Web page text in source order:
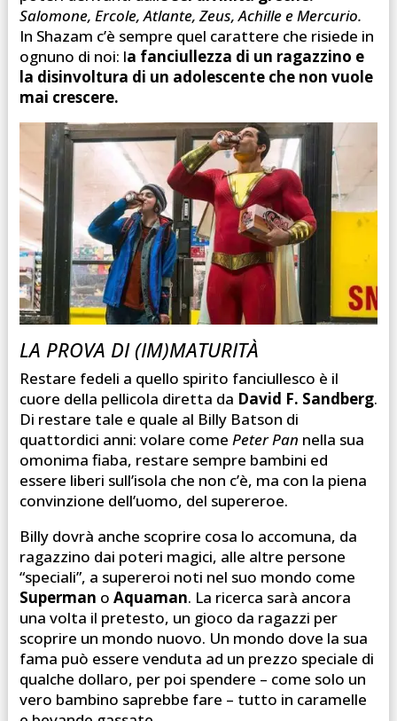
Salomone, Ercole, Atlante, Zeus, Achille e Mercurio.
In Shazam c’è sempre quel carattere che risiede in
ognuno di noi: la fanciullezza di un ragazzino e
la disinvoltura di un adolescente che non vuole
mai crescere.
LA PROVA DI (IM)MATURITÀ
Restare fedeli a quello spirito fanciullesco è il
cuore della pellicola diretta da David F. Sandberg.
Di restare tale e quale al Billy Batson di
quattordici anni: volare come Peter Pan nella sua
omonima fiaba, restare sempre bambini ed
essere liberi sull’isola che non c’è, ma con la piena
convinzione dell’uomo, del supereroe.
Billy dovrà anche scoprire cosa lo accomuna, da
ragazzino dai poteri magici, alle altre persone
“speciali”, a supereroi noti nel suo mondo come
Superman o Aquaman. La ricerca sarà ancora
una volta il pretesto, un gioco da ragazzi per
scoprire un mondo nuovo. Un mondo dove la sua
fama può essere venduta ad un prezzo speciale di
qualche dollaro, per poi spendere – come solo un
vero bambino saprebbe fare – tutto in caramelle